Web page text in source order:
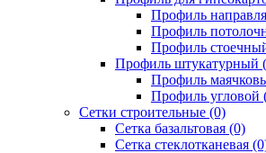
Профиль
Профиль
Профиль
Профиль штукатурный
Профиль
Профиль угловой
Сетки строительные (0)
Сетка базальтовая (0)
Сетка стеклотканевая